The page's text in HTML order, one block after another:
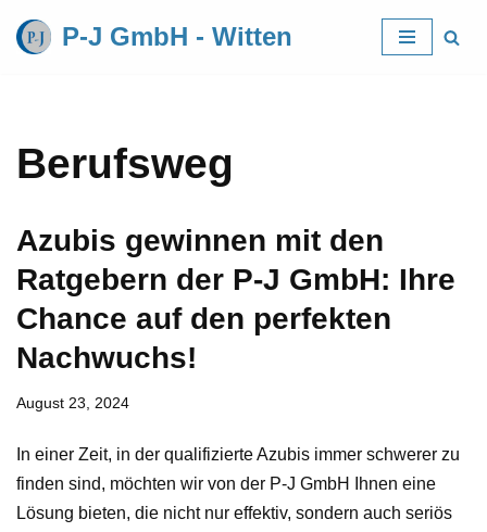
Zum
P-J GmbH - Witten
Berufsweg
Azubis gewinnen mit den
Ratgebern der P-J GmbH: Ihre
Chance auf den perfekten
Nachwuchs!
August 23, 2024
In einer Zeit, in der qualifizierte Azubis immer schwerer zu
finden sind, möchten wir von der P-J GmbH Ihnen eine
Lösung bieten, die nicht nur effektiv, sondern auch seriös